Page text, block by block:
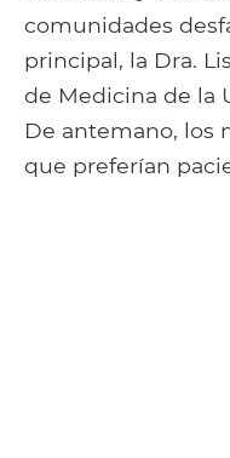
comunidades
principal, la Dra.
de Medicina de la
De antemano, los
que preferían